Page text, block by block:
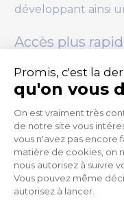
développant ainsi
Accès plus
La technologie
devez avoir accès
récentes pour
vos pairs et vous
Cependant,
passer aux
performantes parce
nouvelles versions